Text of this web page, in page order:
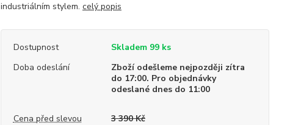
industriálním stylem. celý popis
Dostupnost
Skladem 99 ks
Doba odeslání
Zboží odešleme nejpozději zítra
do 17:00. Pro objednávky
odeslané dnes do 11:00
Cena před slevou 3 390 Kč